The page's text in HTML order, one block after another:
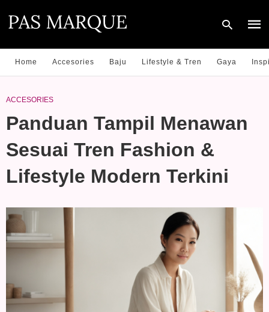
and
Home Accesories Baju Lifestyle & Tren Gaya
ACCESORIES
Panduan Tampil Menawan
Sesuai Tren Fashion &
Lifestyle Modern Terkini